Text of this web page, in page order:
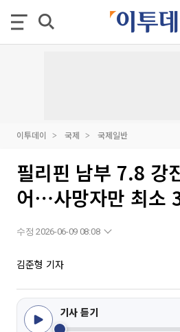
이투데이 국제 국제일반
필리핀 남부 7.8 강
어⋯사망자만 최소
수정 2026-06-09 08:08
김준형 기자
기사 듣기